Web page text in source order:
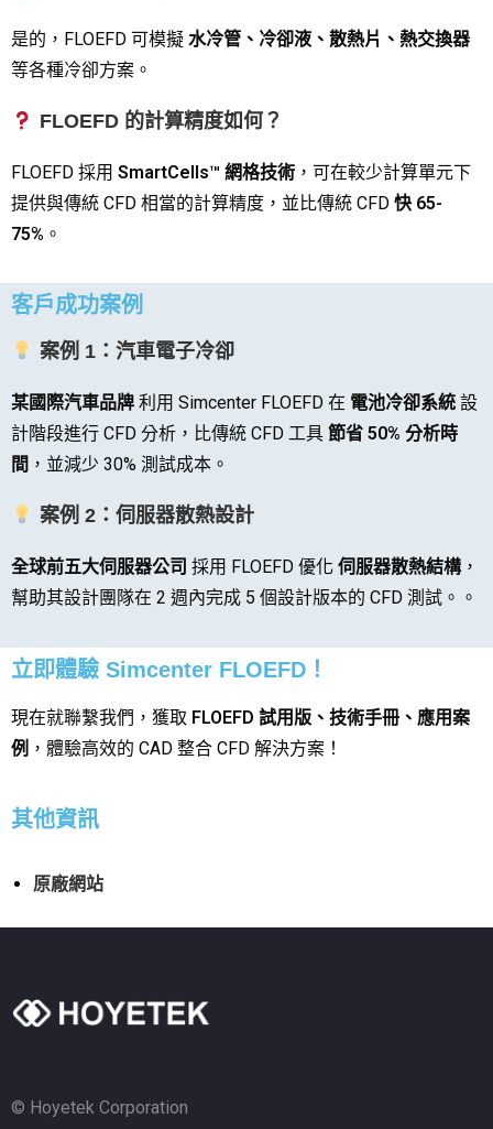
是的，FLOEFD 可模擬 水冷管、冷卻液、散熱片、熱交換器
等各種冷卻方案。
FLOEFD 的計算精度如何？
FLOEFD 採用 SmartCells™ 網格技術 ，可在較少計算單元下
提供與傳統 CFD 相當的計算精度，並比傳統 CFD 快 65-
75% 。
客戶成功案例
案例 1：汽車電子冷卻
某國際汽車品牌 利用 Simcenter FLOEFD 在 電池冷卻系統 設
計階段進行 CFD 分析，比傳統 CFD 工具 節省 50% 分析時
間 ，並減少 30% 測試成本。
案例 2：伺服器散熱設計
全球前五大伺服器公司 採用 FLOEFD 優化 伺服器散熱結構，
幫助其設計團隊在 2 週內完成 5 個設計版本的 CFD 測試。。
立即體驗 Simcenter FLOEFD！
現在就聯繫我們，獲取 FLOEFD 試用版、技術手冊、應用案
例 ，體驗高效的 CAD 整合 CFD 解決方案！
其他資訊
原廠網站
© Hoyetek Corporation